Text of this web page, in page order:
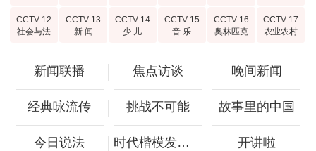
CCTV-12
社会与法
CCTV-13
新 闻
CCTV-14
少 儿
CCTV-15
音 乐
CCTV-16
奥林匹克
CCTV-17
农业农村
新闻联播 焦点访谈 晚间新闻
经典咏流传 挑战不可能 故事里的中国
今日说法 时代楷模发布厅 开讲啦